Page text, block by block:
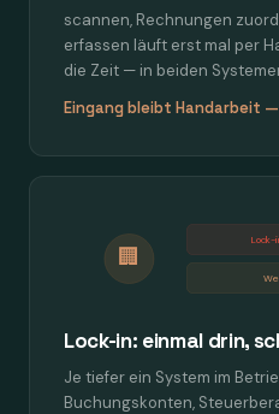
scannen, Rechnungen
erfassen läuft erst mal per
die Zeit — in beiden
Eingang bleibt Handarbeit
🏢
Lock-
Lock-in: einmal drin,
Je tiefer ein System im
Buchungskonten,